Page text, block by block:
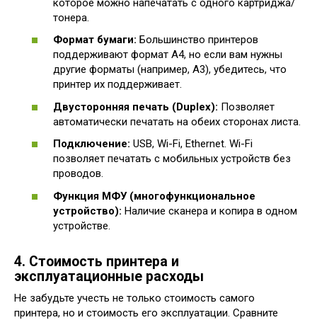
тонера.
Формат бумаги: Большинство принтеров
поддерживают формат A4, но если вам нужны
другие форматы (например, A3), убедитесь, что
принтер их поддерживает.
Двусторонняя печать (Duplex): Позволяет
автоматически печатать на обеих сторонах листа.
Подключение: USB, Wi-Fi, Ethernet. Wi-Fi
позволяет печатать с мобильных устройств без
проводов.
Функция МФУ (многофункциональное
устройство): Наличие сканера и копира в одном
устройстве.
4. Стоимость принтера и
эксплуатационные расходы
Не забудьте учесть не только стоимость самого
принтера, но и стоимость его эксплуатации. Сравните